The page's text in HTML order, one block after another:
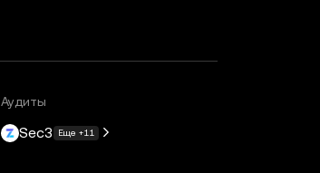
Аудиты
Sec3 Еще +11